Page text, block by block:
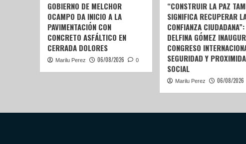
GOBIERNO DE MELCHOR
OCAMPO DA INICIO A LA
PAVIMENTACIÓN CON
CONCRETO ASFÁLTICO EN
CERRADA DOLORES
Marilu Perez 06/08/2026 0
“CONSTRUIR LA PAZ
SIGNIFICA RECUPERAR
CONFIANZA CIUDADANA”:
DELFINA GÓMEZ
CONGRESO
SEGURIDAD Y
SOCIAL
Marilu Perez 06/08/2026